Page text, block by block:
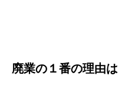
廃業の１番の理由は